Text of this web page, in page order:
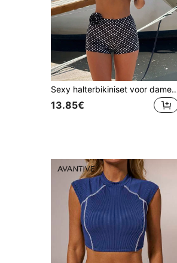
Sexy halterbikiniset voor dames met stippen, comfortabele stof met 3D-bloemenprint, elegante en casual bohemian stijl, perfect
13.85€